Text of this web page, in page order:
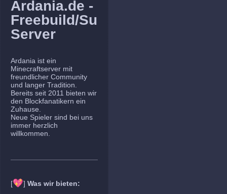
Ardania.de -
Freebuild/Survival
Server
Ardania ist ein
Minecraftserver mit
freundlicher Community
und langer Tradition.
Bereits seit 2011 bieten wir
den Blockfanatikern ein
Zuhause.
Neue Spieler sind bei uns
immer herzlich
willkommen.
[💖] Was wir bieten: